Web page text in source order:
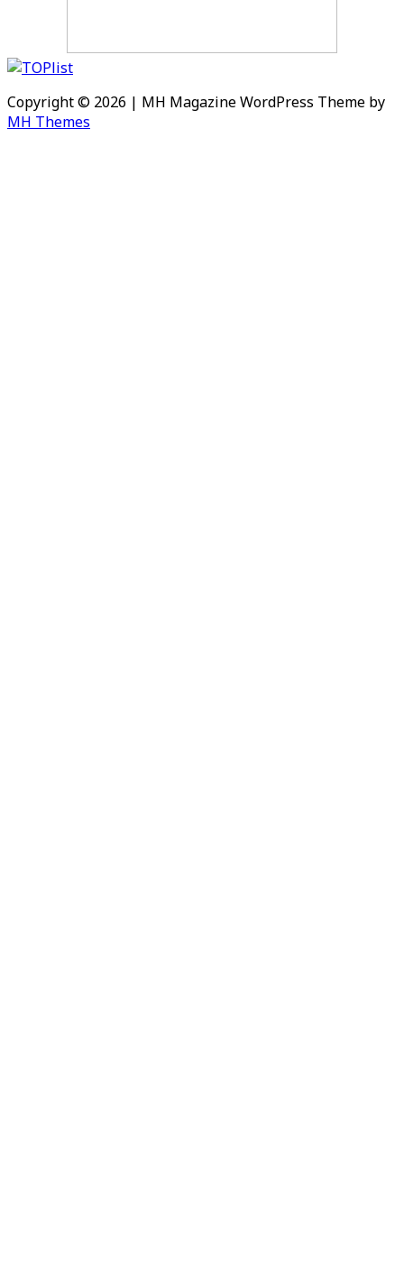
Copyright © 2026 | MH Magazine WordPress Theme by
MH Themes